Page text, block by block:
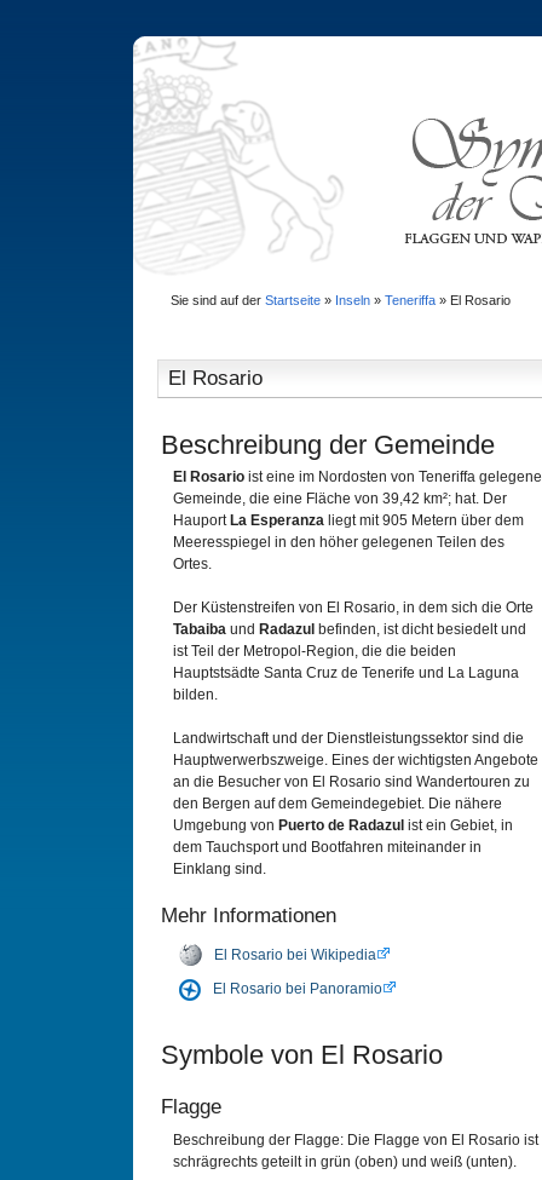
Sie sind auf der Startseite» Inseln» Teneriffa» El Rosario
El Rosario
Beschreibung der Gemeinde
El Rosario ist eine im Nordosten von Teneriffa gelegene
Gemeinde, die eine Fläche von 39,42 km²; hat. Der
Hauport La Esperanza liegt mit 905 Metern über dem
Meeresspiegel in den höher gelegenen Teilen des
Ortes.
Der Küstenstreifen von El Rosario, in dem sich die Orte
Tabaiba und Radazul befinden, ist dicht besiedelt und
ist Teil der Metropol-Region, die die beiden
Hauptstsädte Santa Cruz de Tenerife und La Laguna
bilden.
Landwirtschaft und der Dienstleistungssektor sind die
Hauptwerwerbszweige. Eines der wichtigsten Angebote
an die Besucher von El Rosario sind Wandertouren zu
den Bergen auf dem Gemeindegebiet. Die nähere
Umgebung von Puerto de Radazul ist ein Gebiet, in
dem Tauchsport und Bootfahren miteinander in
Einklang sind.
Mehr Informationen
El Rosario bei Wikipedia
El Rosario bei Panoramio
Symbole von El Rosario
Flagge
Beschreibung der Flagge: Die Flagge von El Rosario ist
schrägrechts geteilt in grün (oben) und weiß (unten).